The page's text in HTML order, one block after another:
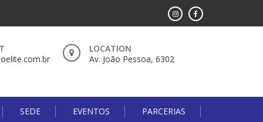
LOCATION
Av. João Pessoa, 6302
SEDE EVENTOS PARCERIAS